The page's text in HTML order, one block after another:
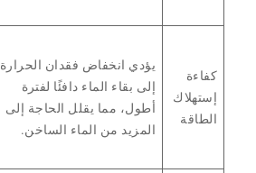
كفاءة
إستهلاك
الطاقة
يؤدي انخفاض فقدان الحرارة
إلى بقاء الماء دافئًا لفترة
أطول، مما يقلل الحاجة إلى
المزيد من الماء الساخن.